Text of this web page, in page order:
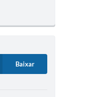
Baixar